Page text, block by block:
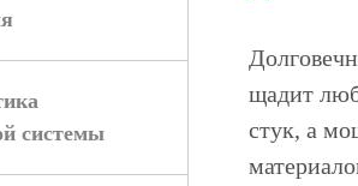
системы
щадит
стук, а